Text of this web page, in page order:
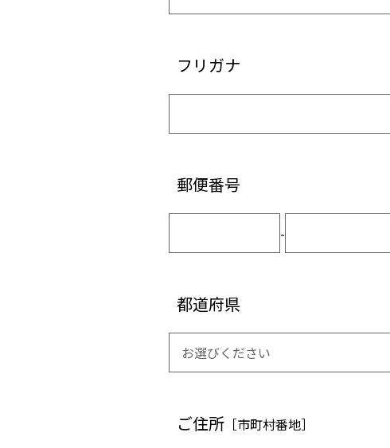
フリガナ
郵便番号
-
都道府県
ご住所 ［市町村番地］